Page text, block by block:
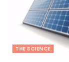
THE SCIENCE